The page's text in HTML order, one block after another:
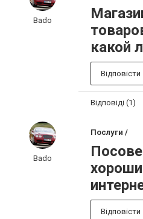
Bado
какой
Відповісти
Відповіді (1)
Bado
Послуги /
Відповісти